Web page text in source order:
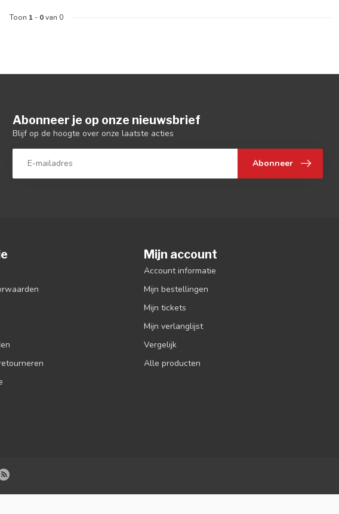
Toon 1 - 0van 0
Abonneer je op onze nieuwsbrief
Blijf op de hoogte over onze laatste acties
Abonneer
Mijn account
Account informatie
Mijn bestellingen
Mijn tickets
Mijn verlanglijst
Vergelijk
Alle producten